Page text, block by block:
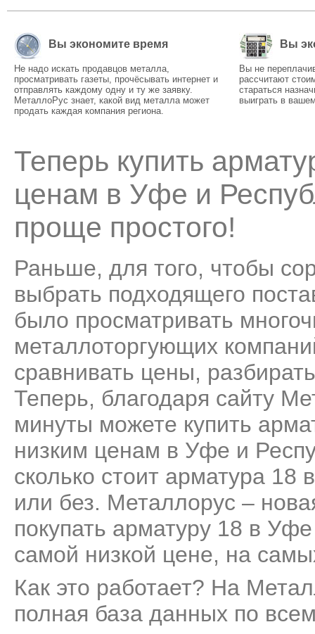
Вы экономите время
Не надо искать продавцов металла,
просматривать газеты, прочёсывать интернет и
отправлять каждому одну и ту же заявку.
МеталлоРус знает, какой вид металла может
продать каждая компания региона.
Вы
Вы не
рассчитают
стараться
выиграть в
Теперь купить
ценам в Уфе и
проще простого!
Раньше, для того, чтобы
выбрать подходящего
было просматривать
металлоторгующих
сравнивать цены,
Теперь, благодаря сайту
минуты можете купить
низким ценам в Уфе и
сколько стоит арматура 18
или без. Металлорус –
покупать арматуру 18 в
самой низкой цене, на
Как это работает? На
полная база данных по